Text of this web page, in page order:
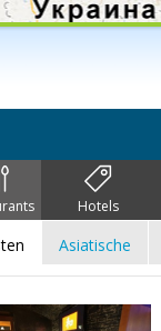
Hotels
Asiatische